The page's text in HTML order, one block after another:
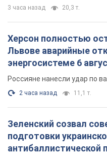
3 часа назад 20,3 т.
Херсон полностью
Львове аварийные
энергосистеме 6
Россияне нанесли удар по
2 часа назад 11,1 т.
Зеленский созвал
подготовки
антибаллистической